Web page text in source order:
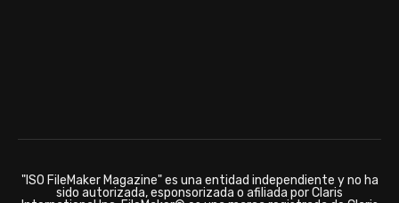
"ISO FileMaker Magazine" es una entidad independiente y no ha
sido autorizada, esponsorizada o afiliada por Claris